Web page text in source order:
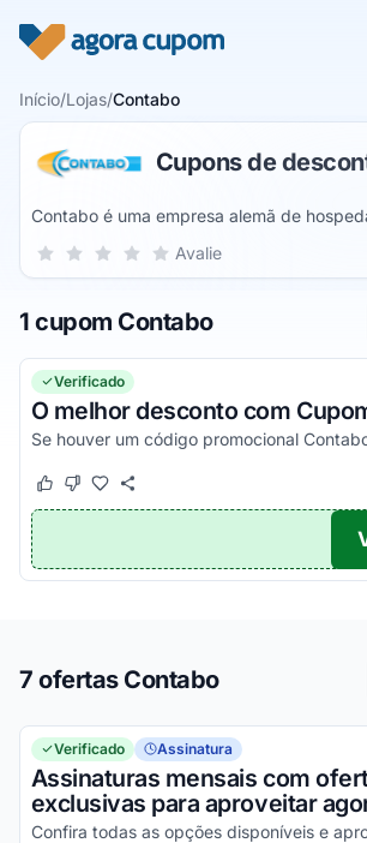
Início/Lojas/Contabo
Cupons de
Contabo é uma empresa alemã de
atua desde 2003. Além da hospedagem, a
outras soluções a serem contratadas
Sua nota para Contabo, de 1 a 5 estrelas
5 estrelas
4 estrelas
3 estrelas
2 estrelas
1 estrela Avalie
1 cupom Contabo
Verificado
O melhor desconto com
Este cupom funcionou
Este cupom não funcionou
7 ofertas Contabo
Verificado Assinatura
Assinaturas mensais com
exclusivas para aproveitar